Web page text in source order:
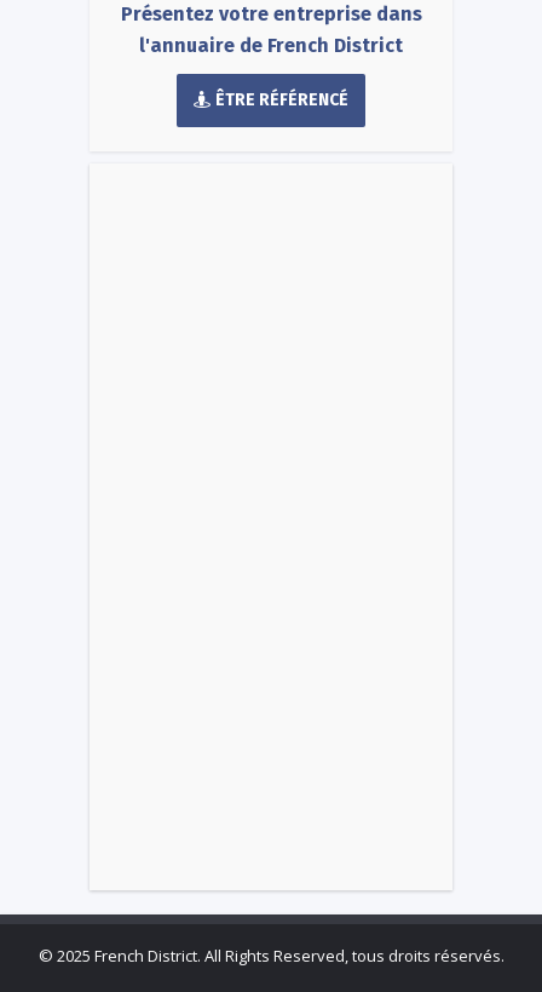
Présentez votre entreprise dans
l'annuaire de French District
ÊTRE RÉFÉRENCÉ
© 2025 French District. All Rights Reserved, tous droits réservés.